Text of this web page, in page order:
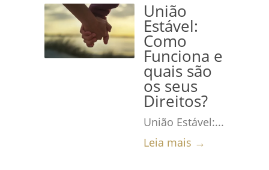
União
Estável:
Como
Funciona e
quais são
os seus
Direitos?
União Estável:...
Leia mais →